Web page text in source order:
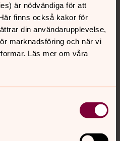
är nödvändiga för att
finns också kakor för
din användarupplevelse,
marknadsföring och när vi
Läs mer om våra